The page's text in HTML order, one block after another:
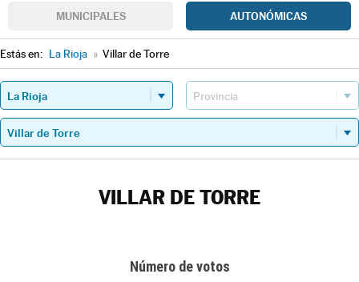
MUNICIPALES AUTONÓMICAS
Estás en: La Rioja » Villar de Torre
VILLAR DE TORRE
Número de votos